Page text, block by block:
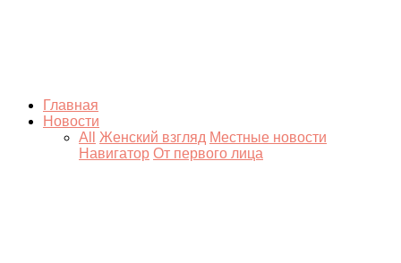
Главная
Новости
All
Женский взгляд Местные новости
Навигатор От первого лица